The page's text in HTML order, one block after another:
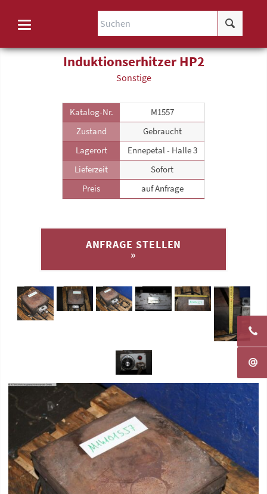
Induktionserhitzer HP2
Sonstige
Katalog-Nr.
M1557
Zustand
Gebraucht
Lagerort
Ennepetal - Halle 3
Lieferzeit
Sofort
Preis
auf Anfrage
ANFRAGE STELLEN
»